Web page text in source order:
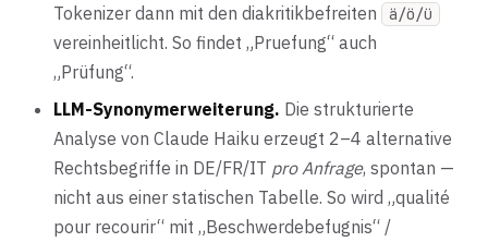
Tokenizer dann mit den diakritikbefreiten
ä/ö/ü
vereinheitlicht. So findet „Pruefung“ auch
„Prüfung“.
LLM-Synonymerweiterung. Die strukturierte
Analyse von Claude Haiku erzeugt 2–4 alternative
Rechtsbegriffe in DE/FR/IT pro Anfrage, spontan —
nicht aus einer statischen Tabelle. So wird „qualité
pour recourir“ mit „Beschwerdebefugnis“ /